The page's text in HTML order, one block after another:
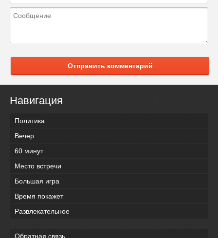
Отправить комментарий
Навигация
Политика
Вечер
60 минут
Место встречи
Большая игра
Время покажет
Развлекательное
Обратная связь